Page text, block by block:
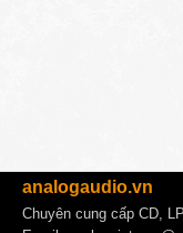
analogaudio.vn
Chuyên cung cấp CD,